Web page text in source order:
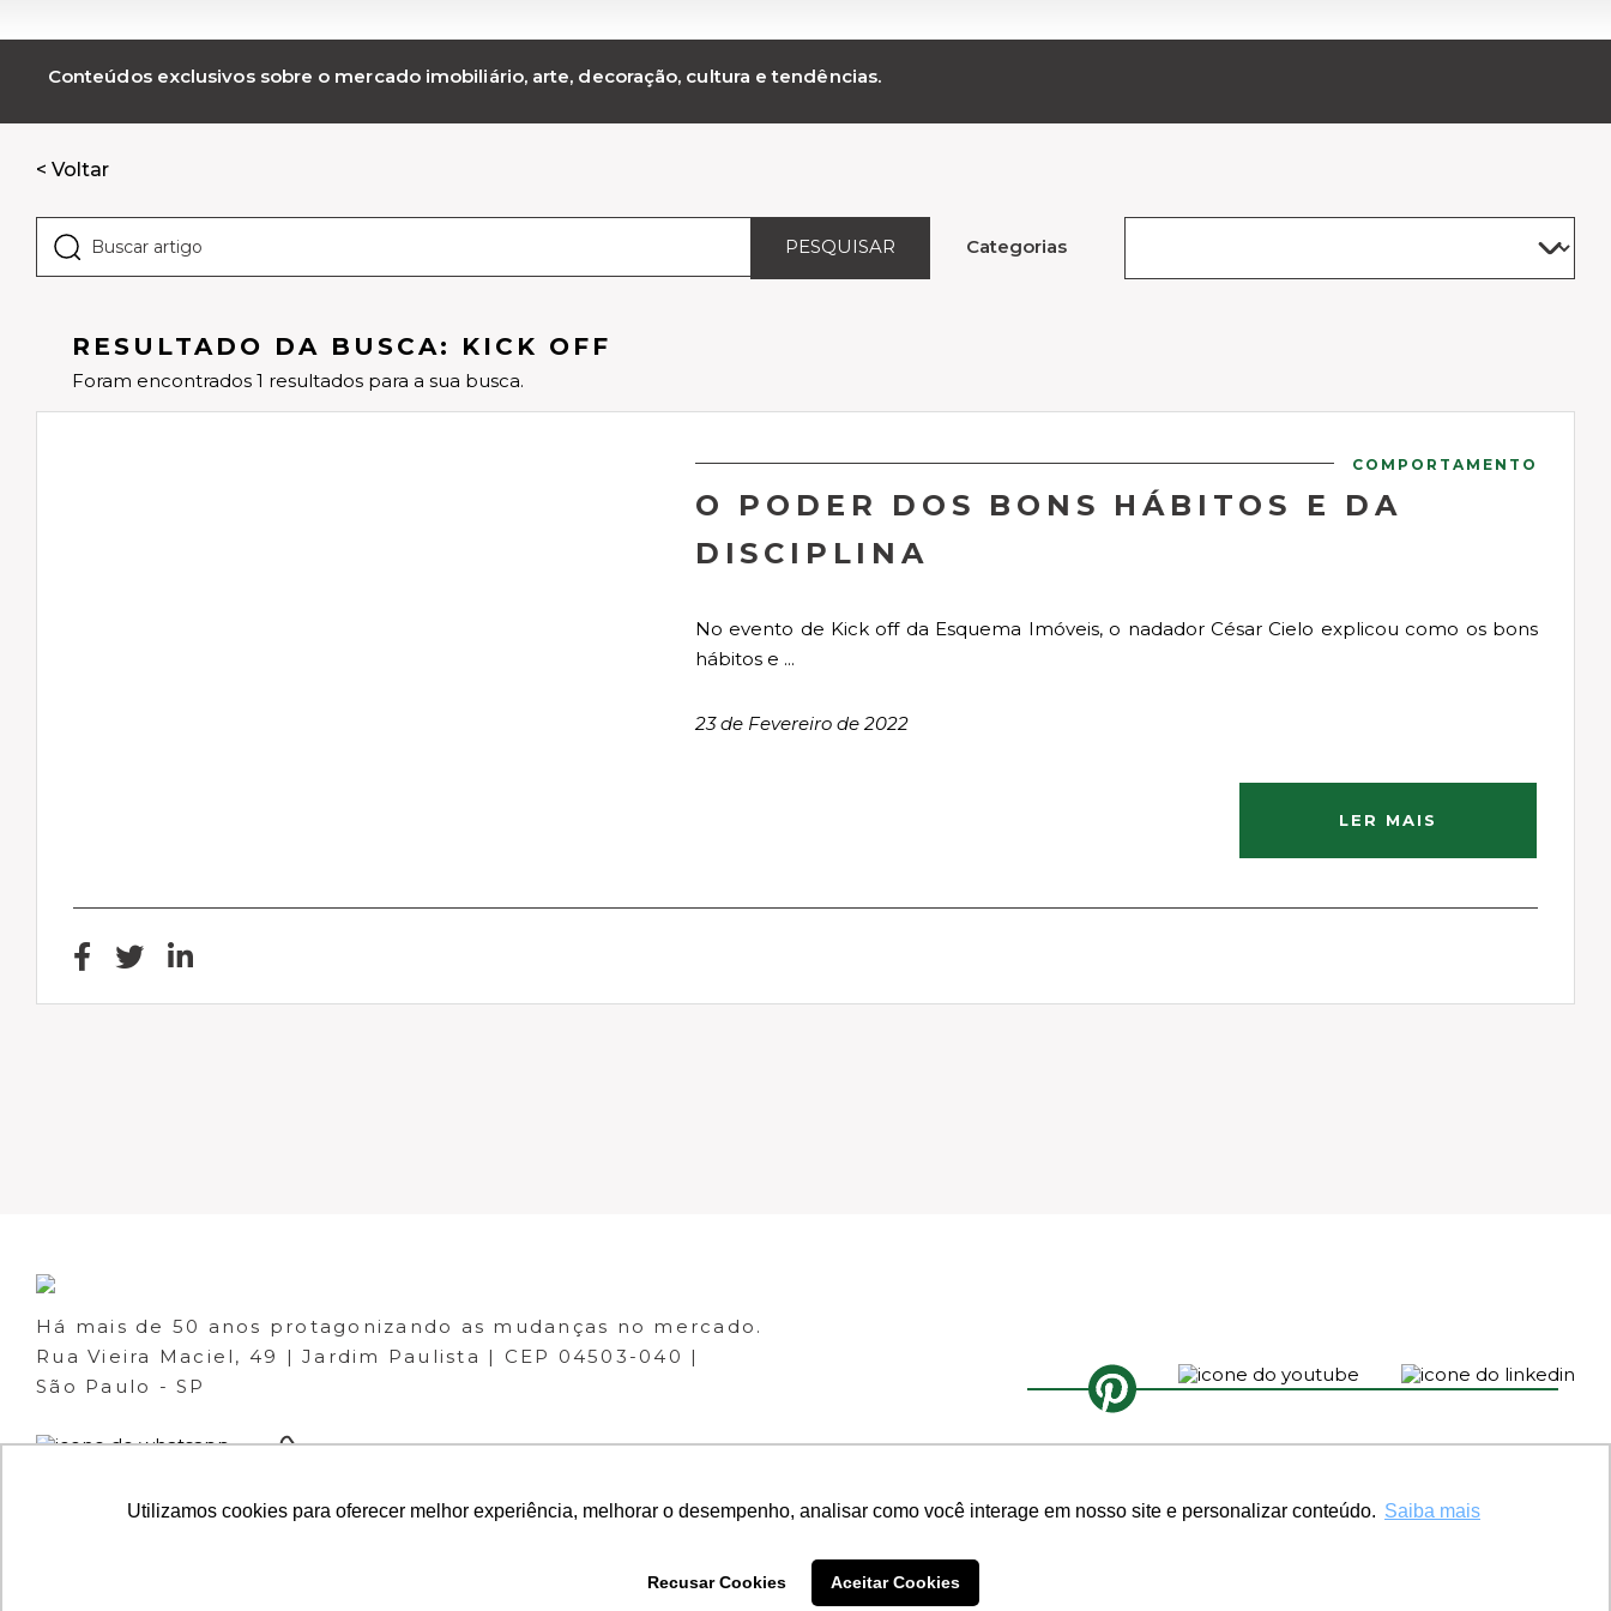
Utilizamos cookies para oferecer melhor experiência, melhorar o desempenho, analisar como você interage em nosso site e personalizar conteúdo. Saiba mais
Recusar Cookies Aceitar Cookies
Conteúdos exclusivos sobre o mercado imobiliário, arte, decoração, cultura e tendências.
< Voltar
PESQUISAR Categorias
RESULTADO DA BUSCA: KICK OFF
Foram encontrados 1 resultados para a sua busca.
COMPORTAMENTO
O PODER DOS BONS HÁBITOS E DA
DISCIPLINA
No evento de Kick off da Esquema Imóveis, o nadador César Cielo explicou como os bons
hábitos e ...
23 de Fevereiro de 2022
LER MAIS
Há mais de 50 anos protagonizando as mudanças no mercado.
Rua Vieira Maciel, 49 | Jardim Paulista | CEP 04503-040 |
São Paulo - SP
(11)
(11) 3061-1133
© 2023 ESQUEMA IMÓVEIS - CRECI 30.046-J - Todos os direitos reservados.